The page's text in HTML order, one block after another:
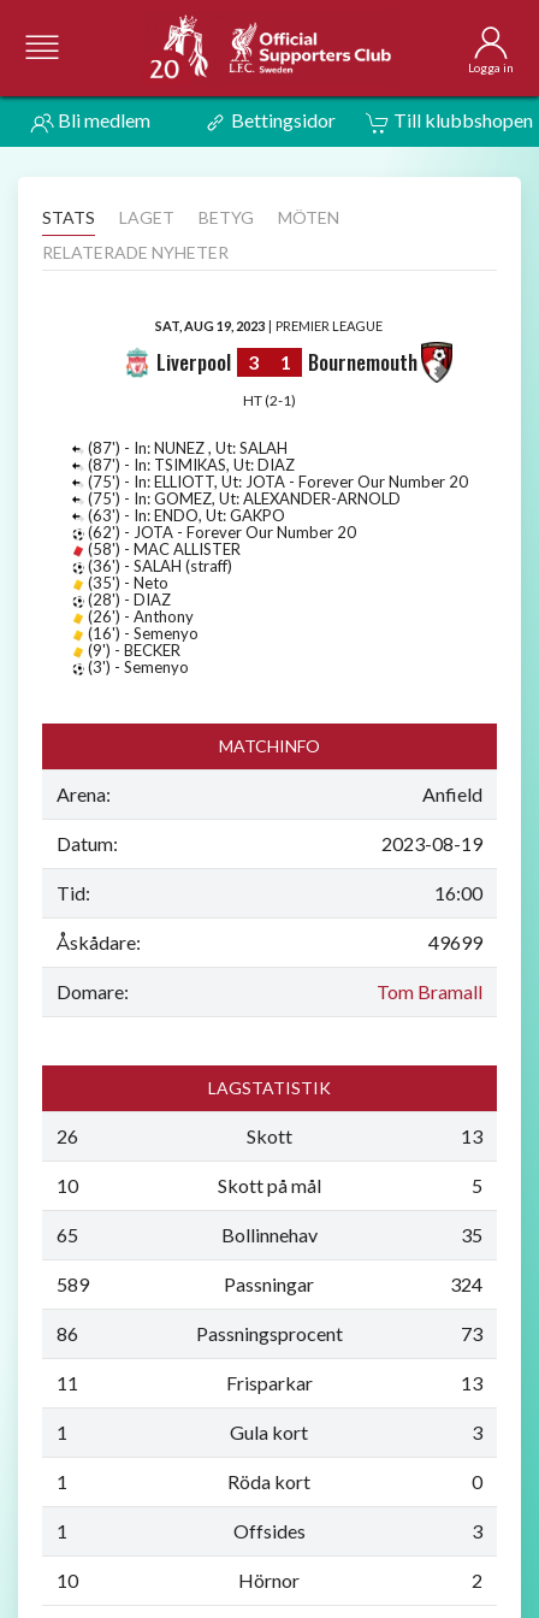
Logga in
Bli medlem Bettingsidor Till klubbshopen
STATS LAGET BETYG
MÖTEN
RELATERADE NYHETER
SAT, AUG 19, 2023 | PREMIER LEAGUE
Liverpool 3 1 Bournemouth
HT (2-1)
(87') - In: NUNEZ , Ut: SALAH
(87') - In: TSIMIKAS, Ut: DIAZ
(75') - In: ELLIOTT, Ut: JOTA - Forever Our Number 20
(75') - In: GOMEZ, Ut: ALEXANDER-ARNOLD
(63') - In: ENDO, Ut: GAKPO
(62') - JOTA - Forever Our Number 20
(58') - MAC ALLISTER
(36') - SALAH (straff)
(35') - Neto
(28') - DIAZ
(26') - Anthony
(16') - Semenyo
(9') - BECKER
(3') - Semenyo
MATCHINFO
Arena: Anfield
Datum: 2023-08-19
Tid: 16:00
Åskådare: 49699
Domare: Tom Bramall
LAGSTATISTIK
26 Skott 13
10 Skott på mål 5
65 Bollinnehav 35
589 Passningar 324
86 Passningsprocent 73
11 Frisparkar 13
1 Gula kort 3
1 Röda kort 0
1 Offsides 3
10 Hörnor 2